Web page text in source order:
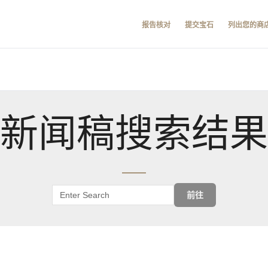
报告核对 提交宝石 列出您的商
新闻稿搜索结果
前往